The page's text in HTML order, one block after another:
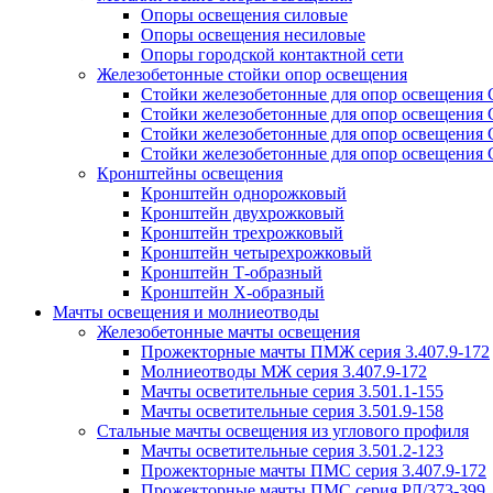
Опоры освещения силовые
Опоры освещения несиловые
Опоры городской контактной сети
Железобетонные стойки опор освещения
Стойки железобетонные для опор
Стойки железобетонные для опор
Стойки железобетонные для опор
Стойки железобетонные для опор освещения
Кронштейны освещения
Кронштейн однорожковый
Кронштейн двухрожковый
Кронштейн трехрожковый
Кронштейн четырехрожковый
Кронштейн Т-образный
Кронштейн Х-образный
Мачты освещения и молниеотводы
Железобетонные мачты освещения
Прожекторные мачты ПМЖ серия 3.407.9-172
Молниеотводы МЖ серия 3.407.9-172
Мачты осветительные серия 3.501.1-155
Мачты осветительные серия 3.501.9-158
Стальные мачты освещения из углового профиля
Мачты осветительные серия 3.501.2-123
Прожекторные мачты ПМС серия 3.407.9-172